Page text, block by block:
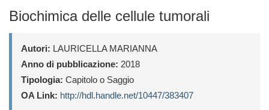
Biochimica delle cellule tumorali
Autori: LAURICELLA MARIANNA
Anno di pubblicazione: 2018
Tipologia: Capitolo o Saggio
OA Link: http://hdl.handle.net/10447/383407